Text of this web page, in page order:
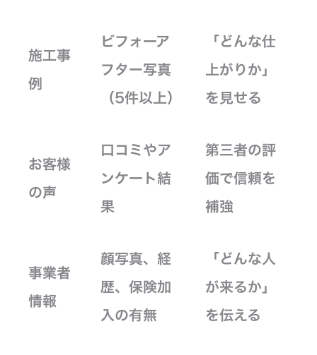
施工事
例
ビフォーア
フター写真
（5件以上）
「どんな仕
上がりか」
を見せる
お客様
の声
口コミやア
ンケート結
果
第三者の評
価で信頼を
補強
事業者
情報
顔写真、経
歴、保険加
入の有無
「どんな人
が来るか」
を伝える